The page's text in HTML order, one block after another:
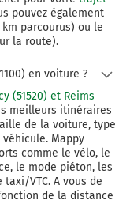
pouvez également
parcourus) ou le
la route).
en voiture ?
(51520) et Reims
meilleurs itinéraires
de la voiture, type
Mappy
comme le vélo, le
le mode piéton, les
VTC. A vous de
de la distance